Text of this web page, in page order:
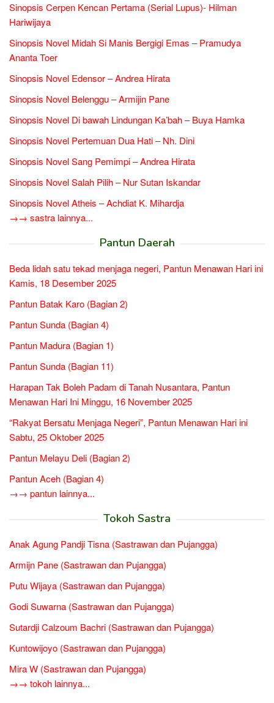
Sinopsis Cerpen Kencan Pertama (Serial Lupus)- Hilman
Hariwijaya
Sinopsis Novel Midah Si Manis Bergigi Emas – Pramudya
Ananta Toer
Sinopsis Novel Edensor – Andrea Hirata
Sinopsis Novel Belenggu – Armijin Pane
Sinopsis Novel Di bawah Lindungan Ka’bah – Buya Hamka
Sinopsis Novel Pertemuan Dua Hati – Nh. Dini
Sinopsis Novel Sang Pemimpi – Andrea Hirata
Sinopsis Novel Salah Pilih – Nur Sutan Iskandar
Sinopsis Novel Atheis – Achdiat K. Mihardja
→→ sastra lainnya...
Pantun Daerah
Beda lidah satu tekad menjaga negeri, Pantun Menawan Hari ini
Kamis, 18 Desember 2025
Pantun Batak Karo (Bagian 2)
Pantun Sunda (Bagian 4)
Pantun Madura (Bagian 1)
Pantun Sunda (Bagian 11)
Harapan Tak Boleh Padam di Tanah Nusantara, Pantun
Menawan Hari Ini Minggu, 16 November 2025
“Rakyat Bersatu Menjaga Negeri”, Pantun Menawan Hari ini
Sabtu, 25 Oktober 2025
Pantun Melayu Deli (Bagian 2)
Pantun Aceh (Bagian 4)
→→ pantun lainnya...
Tokoh Sastra
Anak Agung Pandji Tisna (Sastrawan dan Pujangga)
Armijn Pane (Sastrawan dan Pujangga)
Putu Wijaya (Sastrawan dan Pujangga)
Godi Suwarna (Sastrawan dan Pujangga)
Sutardji Calzoum Bachri (Sastrawan dan Pujangga)
Kuntowijoyo (Sastrawan dan Pujangga)
Mira W (Sastrawan dan Pujangga)
→→ tokoh lainnya...